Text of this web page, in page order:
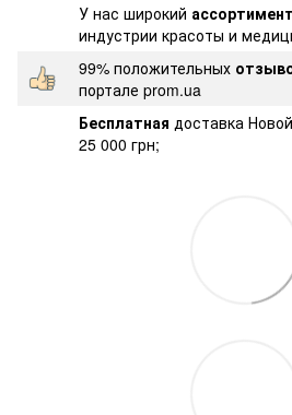
У нас широкий ассортимент
индустрии красоты и
99% положительных
портале prom.ua
Бесплатная доставка
25 000 грн;